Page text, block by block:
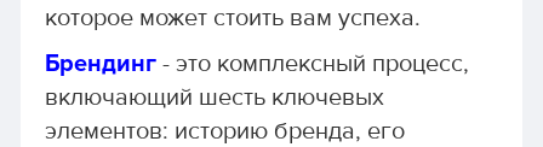
которое может стоить вам успеха.
Брендинг- это комплексный процесс,
включающий шесть ключевых
элементов: историю бренда, его